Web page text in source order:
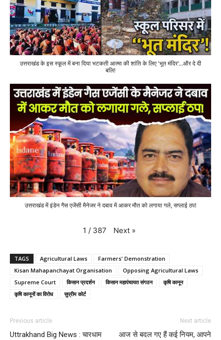
उत्तराखंड के इस स्कूल में बना दिया भटकती आत्मा की शांति के लिए 'भूत मंदिर'...और दे दी
बलि!
उत्तराखंड में इंडेन गैस एजेंसी मैनेजर ने दबाव में आकर मौत को लगाया गले, सप्लाई ठप!
1 / 387 Next »
TAGS Agricultural Laws
Farmers' Demonstration
Kisan Mahapanchayat Organisation
Opposing Agricultural Laws
Supreme Court
किसान प्रदर्शन किसान महापंचायत संगठन
कृषि कानून
कृषि कानूनों का विरोध
सुप्रीम कोर्ट
Previous article
Uttrakhand Big News : चारधाम
Next article
आज से बदल गए हैं कई नियम, आपने